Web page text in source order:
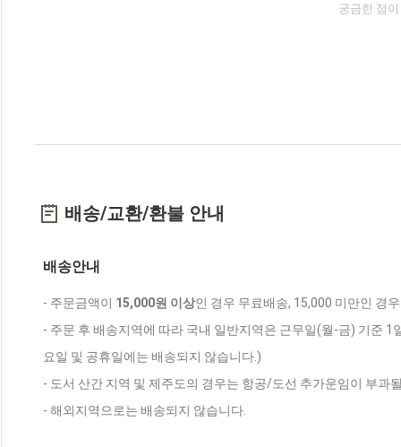
궁금한 점
배송/교환/환불 안내
배송안내
- 주문금액이 15,000원 이상인 경우 무료배송, 15,000 미만인 경
- 주문 후 배송지역에 따라 국내 일반지역은 근무일(월-금) 기준
요일 및 공휴일에는 배송되지 않습니다.)
- 도서 산간 지역 및 제주도의 경우는 항공/도선 추가운임이 부과
- 해외지역으로는 배송되지 않습니다.